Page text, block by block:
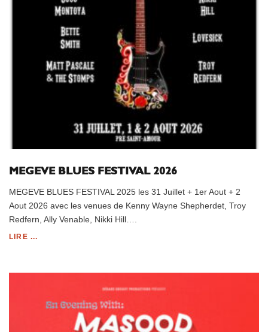
MEGEVE BLUES FESTIVAL 2026
MEGEVE BLUES FESTIVAL 2025 les 31 Juillet + 1er Aout + 2
Aout 2026 avec les venues de Kenny Wayne Shepherdet, Troy
Redfern, Ally Venable, Nikki Hill….
LIRE ...